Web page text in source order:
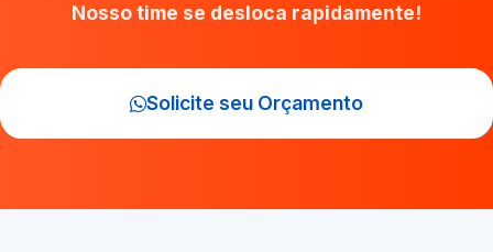
Nosso time se desloca rapidamente!
Solicite seu Orçamento